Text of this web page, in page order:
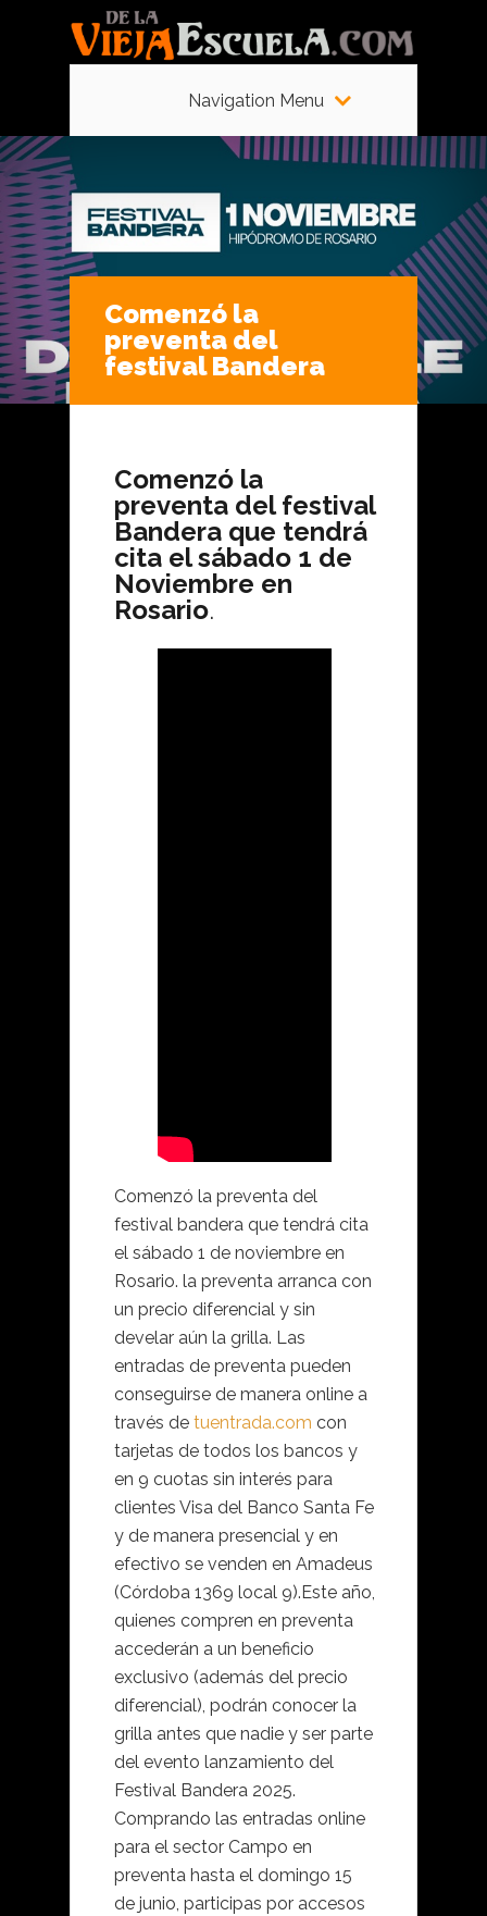
Navigation Menu
Comenzó la
preventa del
festival Bandera
Comenzó la
preventa del festival
Bandera que tendrá
cita el sábado 1 de
Noviembre en
Rosario.
Comenzó la preventa del
festival bandera que tendrá cita
el sábado 1 de noviembre en
Rosario. la preventa arranca con
un precio diferencial y sin
develar aún la grilla. Las
entradas de preventa pueden
conseguirse de manera online a
través de tuentrada.com con
tarjetas de todos los bancos y
en 9 cuotas sin interés para
clientes Visa del Banco Santa Fe
y de manera presencial y en
efectivo se venden en Amadeus
(Córdoba 1369 local 9).Este año,
quienes compren en preventa
accederán a un beneficio
exclusivo (además del precio
diferencial), podrán conocer la
grilla antes que nadie y ser parte
del evento lanzamiento del
Festival Bandera 2025.
Comprando las entradas online
para el sector Campo en
preventa hasta el domingo 15
de junio, participas por accesos